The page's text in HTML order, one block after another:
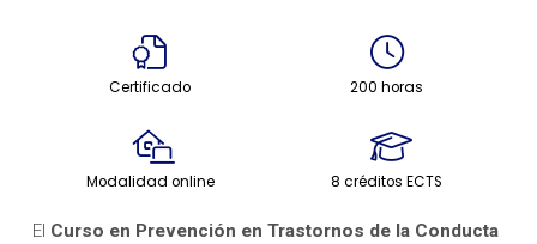
Certificado 200 horas
Modalidad online 8 créditos ECTS
El Curso en Prevención en Trastornos de la Conducta